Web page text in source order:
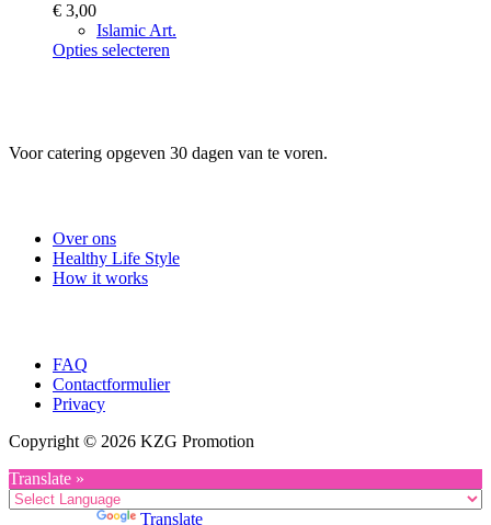
€ 3,00
Islamic Art.
Opties selecteren
Deze
de
Voor catering opgeven 30 dagen van te voren.
Over ons
Healthy Life Style
How it works
FAQ
Contactformulier
Privacy
Copyright © 2026 KZG Promotion
Translate »
Translate